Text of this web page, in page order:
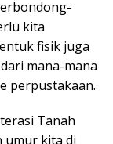
kita
fisik juga
mana-mana
perpustakaan.
Tanah
umur kita di